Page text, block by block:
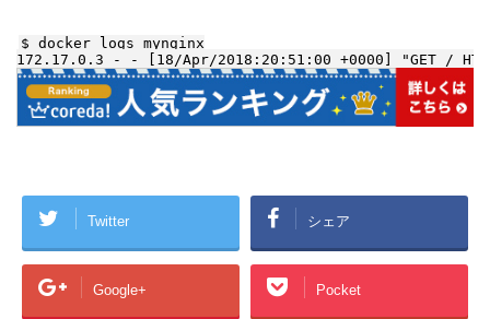
$ docker logs mynginx
Twitter シェア
Google+ Pocket